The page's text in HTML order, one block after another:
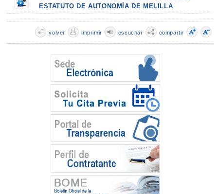
ESTATUTO DE AUTONOMÍA DE MELILLA
compartir
escuchar
imprimir
volver